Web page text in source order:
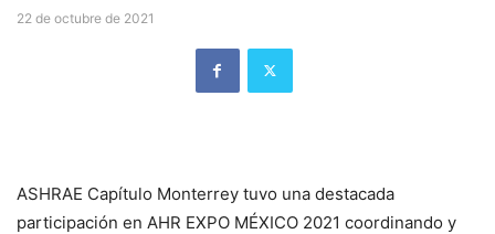
22 de octubre de 2021
ASHRAE Capítulo Monterrey tuvo una destacada
participación en AHR EXPO MÉXICO 2021 coordinando y